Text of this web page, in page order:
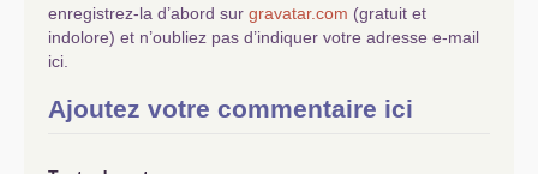
enregistrez-la d’abord sur gravatar.com (gratuit et
indolore) et n’oubliez pas d’indiquer votre adresse e-mail
ici.
Ajoutez votre commentaire ici